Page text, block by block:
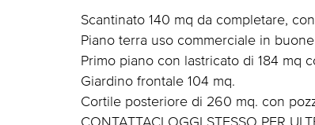
Scantinato 140 mq da completare,
Piano terra uso commerciale in
Primo piano con lastricato di 184 mq
Giardino frontale 104 mq.
Cortile posteriore di 260 mq. con
CONTATTACI OGGI STESSO PER